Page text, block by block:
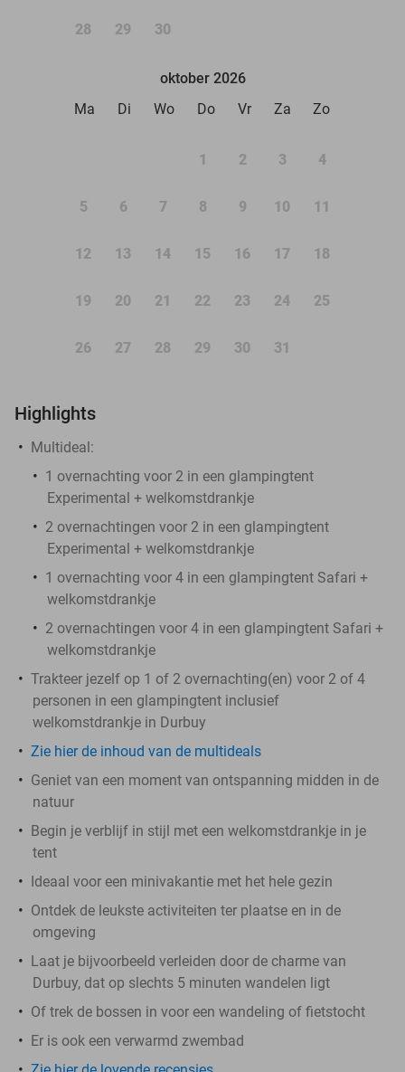
28 29 30
oktober 2026
Ma
Di Wo Do Vr Za Zo
1 2 3 4
5 6 7 8 9 10 11
12 13 14 15 16 17 18
19 20 21 22 23 24 25
26 27 28 29 30 31
Highlights
Multideal:
1 overnachting voor 2 in een glampingtent
Experimental + welkomstdrankje
2 overnachtingen voor 2 in een glampingtent
Experimental + welkomstdrankje
1 overnachting voor 4 in een glampingtent Safari +
welkomstdrankje
2 overnachtingen voor 4 in een glampingtent Safari +
welkomstdrankje
Trakteer jezelf op 1 of 2 overnachting(en) voor 2 of 4
personen in een glampingtent inclusief
welkomstdrankje in Durbuy
Zie hier de inhoud van de multideals
Geniet van een moment van ontspanning midden in de
natuur
Begin je verblijf in stijl met een welkomstdrankje in je
tent
Ideaal voor een minivakantie met het hele gezin
Ontdek de leukste activiteiten ter plaatse en in de
omgeving
Laat je bijvoorbeeld verleiden door de charme van
Durbuy, dat op slechts 5 minuten wandelen ligt
Of trek de bossen in voor een wandeling of fietstocht
Er is ook een verwarmd zwembad